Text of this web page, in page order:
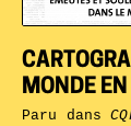
MONDE
Paru dans